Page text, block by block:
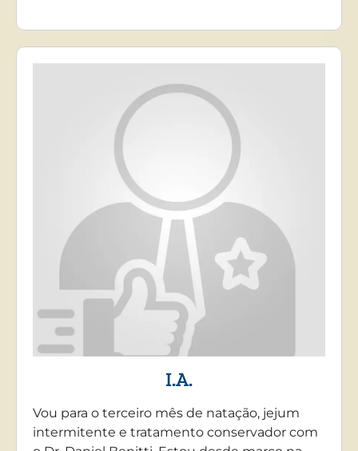
I.A.
Vou para o terceiro mês de natação, jejum
intermitente e tratamento conservador com